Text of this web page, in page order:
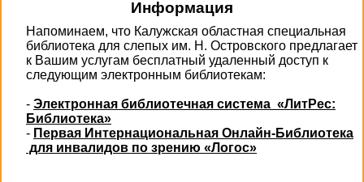
Информация
Напоминаем, что Калужская областная специальная
библиотека для слепых им. Н. Островского предлагает
к Вашим услугам бесплатный удаленный доступ к
следующим электронным библиотекам:
- Электронная библиотечная система «ЛитРес:
Библиотека»
- Первая Интернациональная Онлайн-Библиотека
для инвалидов по зрению «Логос»